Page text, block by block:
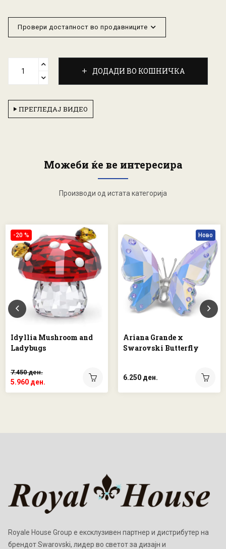
Провери достапност во продавниците
ДОДАДИ ВО КОШНИЧКА
ПРЕГЛЕДАЈ ВИДЕО
Можеби ќе ве интересира
Производи од истата категорија
-20 %
Idyllia Mushroom and
Ladybugs
7.450 ден.
5.960 ден.
Ново
Ariana Grande x
Swarovski Butterfly
6.250 ден.
Royale House Group е ексклузивен партнер и дистрибутер на
брендот Swarovski, лидер во светот за дизајн и